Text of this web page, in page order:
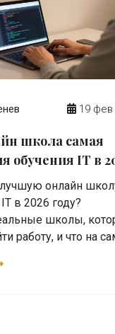
19 фев
школа самая
обучения IT в
онлайн
в 2026 году?
школы,
работу, и что на